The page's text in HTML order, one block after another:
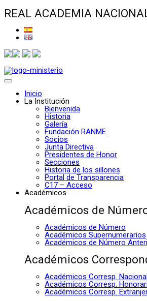
REAL ACADEMIA
Inicio
La Institución
Bienvenida
Historia
Galería
Fundación RANME
Socios
Junta Directiva
Presidentes de Honor
Secciones
Historia de los sillones
Portal de Transparencia
C17 – Acceso
Académicos
Académicos de
Académicos de Número
Académicos Supernumerarios
Académicos de Número
Académicos
Académicos Corresp.
Académicos Corresp.
Académicos Corresp.